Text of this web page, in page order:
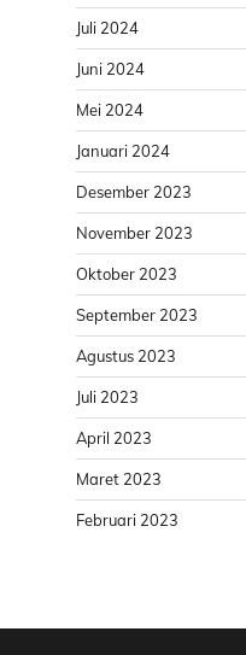
Juli 2024
Juni 2024
Mei 2024
Januari 2024
Desember 2023
November 2023
Oktober 2023
September 2023
Agustus 2023
Juli 2023
April 2023
Maret 2023
Februari 2023